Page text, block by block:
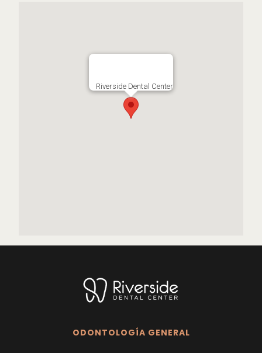
Riverside Dental Center
ODONTOLOGÍA GENERAL